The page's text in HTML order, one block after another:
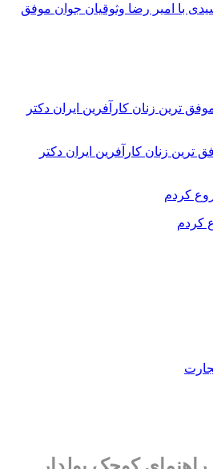
با امیر رضا وثوقیان جوان موفق
ترین زنان کارآفرین ایران دکتر
کردم